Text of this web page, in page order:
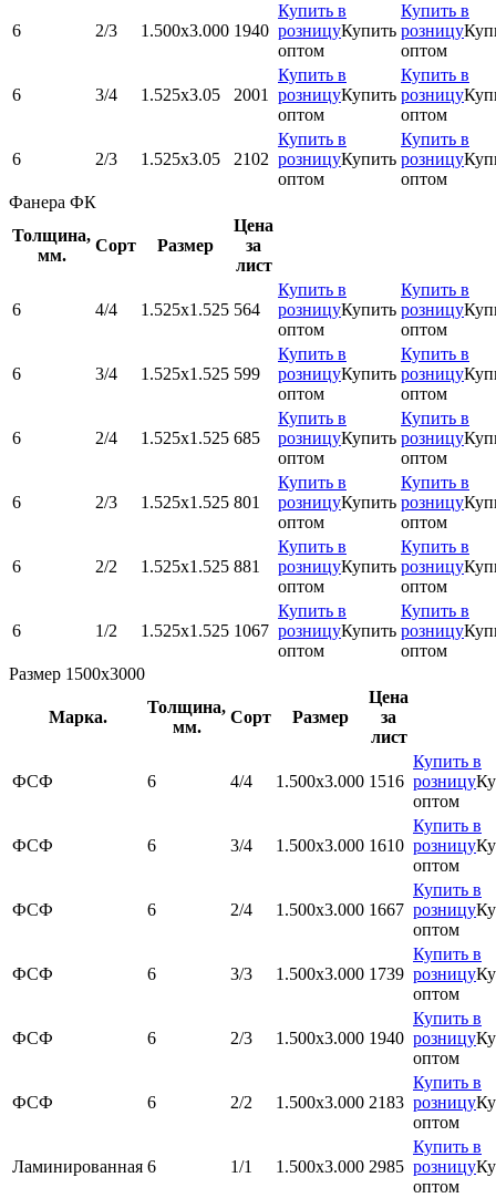
6 2/3 1.500x3.000 1940
Купить в
розницуКупить
оптом
Купить в
розницу
оптом
6 3/4 1.525х3.05 2001
Купить в
розницуКупить
оптом
Купить в
розницу
оптом
6 2/3 1.525х3.05 2102
Купить в
розницуКупить
оптом
Купить в
розницу
оптом
Фанера ФК
Толщина,
мм.
Сорт Размер
Цена
за
лист
6 4/4 1.525х1.525 564
Купить в
розницуКупить
оптом
Купить в
розницу
оптом
6 3/4 1.525х1.525 599
Купить в
розницуКупить
оптом
Купить в
розницу
оптом
6 2/4 1.525х1.525 685
Купить в
розницуКупить
оптом
Купить в
розницу
оптом
6 2/3 1.525х1.525 801
Купить в
розницуКупить
оптом
Купить в
розницу
оптом
6 2/2 1.525х1.525 881
Купить в
розницуКупить
оптом
Купить в
розницу
оптом
6 1/2 1.525х1.525 1067
Купить в
розницуКупить
оптом
Купить в
розницу
оптом
Размер 1500х3000
Марка.
Толщина,
мм.
Сорт Размер
Цена
за
лист
ФСФ 6 4/4 1.500x3.000 1516
Купить в
розницу
оптом
ФСФ 6 3/4 1.500x3.000 1610
Купить в
розницу
оптом
ФСФ 6 2/4 1.500x3.000 1667
Купить в
розницу
оптом
ФСФ 6 3/3 1.500x3.000 1739
Купить в
розницу
оптом
ФСФ 6 2/3 1.500x3.000 1940
Купить в
розницу
оптом
ФСФ 6 2/2 1.500x3.000 2183
Купить в
розницу
оптом
Ламинированная 6 1/1 1.500x3.000 2985
Купить в
розницу
оптом